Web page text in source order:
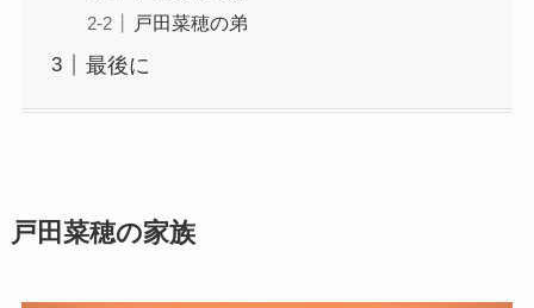
戸田菜穂の弟
最後に
戸田菜穂の家族